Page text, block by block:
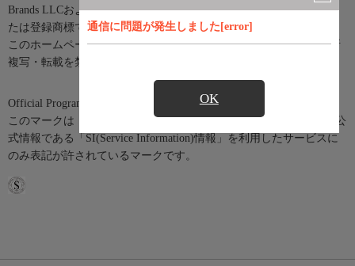
通信に問題が発生しました[error]
OK
Brands LLCおよび／またはその関連会社の日本国内における商標ま
たは登録商標です。
このホームページに掲載している記事・写真等あらゆる素材の無断
複写・転載を禁じます。
Official Program Data Mark（公式番組情報マーク）
このマークは「Official Program Data Mark」といい、テレビ番組の公
式情報である「SI(Service Information)情報」を利用したサービスに
のみ表記が許されているマークです。